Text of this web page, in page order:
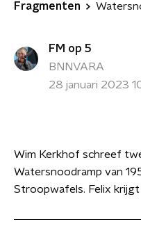
Fragmenten
FM op 5
BNNVARA
28 januari 2023
Wim Kerkhof schreef
Watersnoodramp van
Stroopwafels. Felix